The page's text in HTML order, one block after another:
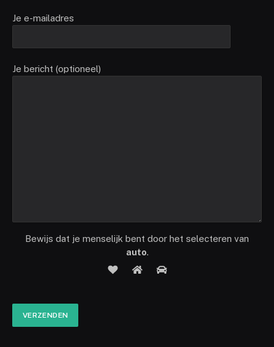
Je e-mailadres
Je bericht (optioneel)
Bewijs dat je menselijk bent door het selecteren van
auto.